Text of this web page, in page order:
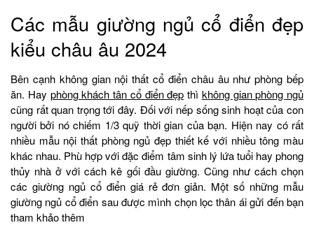
Các mẫu giường ngủ cổ điển đẹp
kiểu châu âu 2024
Bên cạnh không gian nội thất cổ điển châu âu như phòng bếp
ăn. Hay phòng khách tân cổ điển đẹp thì không gian phòng ngủ
cũng rất quan trọng tới đây. Đối với nếp sống sinh hoạt của con
người bởi nó chiếm 1/3 quỹ thời gian của bạn. Hiện nay có rất
nhiều mẫu nội thất phòng ngủ đẹp thiết kế với nhiều tông màu
khác nhau. Phù hợp với đặc điểm tâm sinh lý lứa tuổi hay phong
thủy nhà ở với cách kê gối đầu giường. Cũng như cách chọn
các giường ngủ cổ điển giá rẻ đơn giản. Một số những mẫu
giường ngủ cổ điển sau được mình chọn lọc thân ái gửi đến bạn
tham khảo thêm